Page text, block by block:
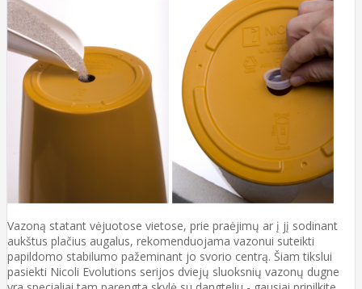
Vazoną statant vėjuotose vietose, prie praėjimų ar į jį sodinant
aukštus plačius augalus, rekomenduojama vazonui suteikti
papildomo stabilumo pažeminant jo svorio centrą. Šiam tikslui
pasiekti Nicoli Evolutions serijos dviejų sluoksnių vazonų dugne